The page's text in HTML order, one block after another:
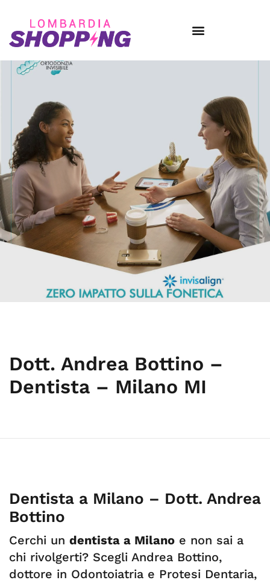
Dott. Andrea Bottino –
Dentista – Milano MI
Dentista a Milano – Dott. Andrea
Bottino
Cerchi un dentista a Milano e non sai a
chi rivolgerti? Scegli Andrea Bottino,
dottore in Odontoiatria e Protesi Dentaria,